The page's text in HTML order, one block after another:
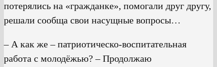
потерялись на «гражданке», помогали друг другу,
решали сообща свои насущные вопросы…
– А как же – патриотическо-воспитательная
работа с молодёжью? – Продолжаю